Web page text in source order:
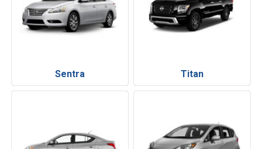
Sentra Titan